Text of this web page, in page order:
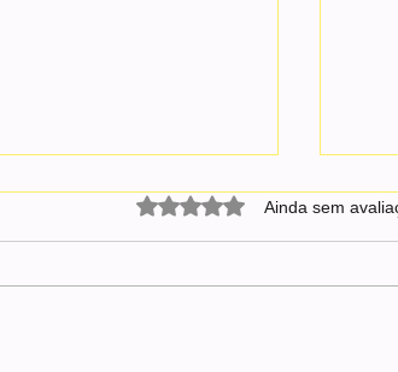
Avaliado com 0 de 5
Ainda sem